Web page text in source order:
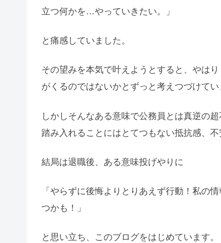
立つ何かを…やっていきたい。」
と痛感していました。
その望みを本気で叶えようとすると、やは
がくるのではないかとずっと考えつづけて
しかしそんなある意味で公務員とは真逆の
踏み入れることにはとてつもない抵抗感、
結局は退職後、ある意味投げやりに
「やらずに後悔よりとりあえず行動！私の
つかも！」
と思い立ち、このブログをはじめています。